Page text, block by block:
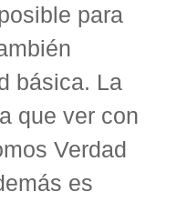
para
básica. La
que ver con
Verdad
es